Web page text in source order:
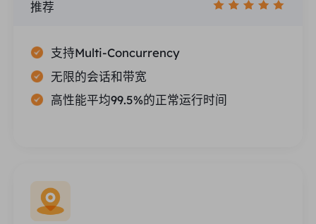
推荐
支持Multi-Concurrency
无限的会话和带宽
高性能平均99.5%的正常运行时间